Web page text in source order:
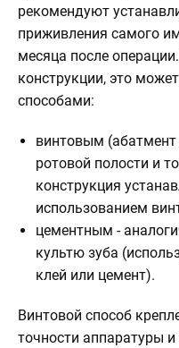
рекомендуют
приживления самого
месяца после
конструкции, это
способами:
винтовым (абатмент
ротовой полости и
конструкция
использованием
цементным -
культю зуба
клей или цемент).
Винтовой способ
точности аппаратуры